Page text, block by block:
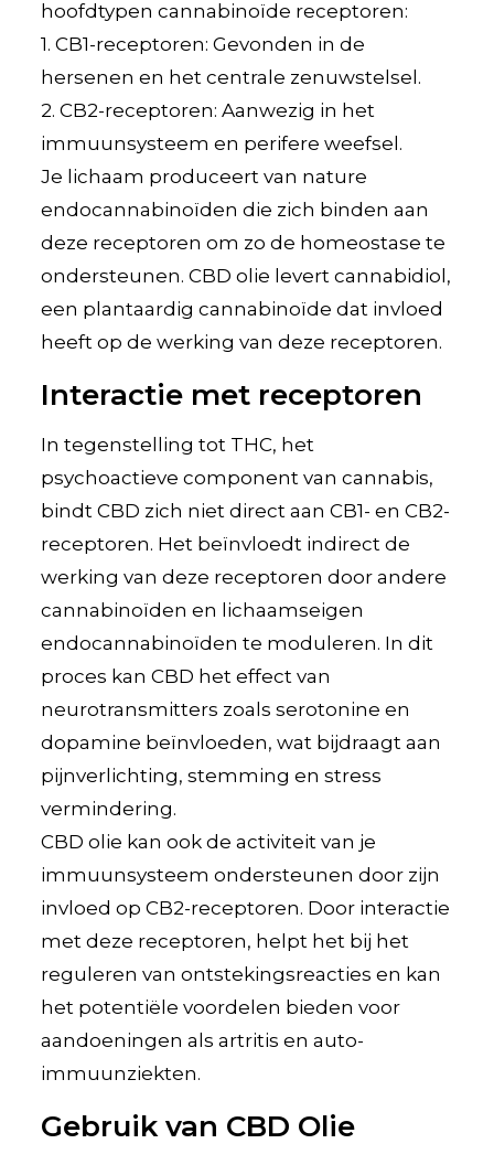
hoofdtypen cannabinoïde receptoren:
1. CB1-receptoren: Gevonden in de
hersenen en het centrale zenuwstelsel.
2. CB2-receptoren: Aanwezig in het
immuunsysteem en perifere weefsel.
Je lichaam produceert van nature
endocannabinoïden die zich binden aan
deze receptoren om zo de homeostase te
ondersteunen. CBD olie levert cannabidiol,
een plantaardig cannabinoïde dat invloed
heeft op de werking van deze receptoren.
Interactie met receptoren
In tegenstelling tot THC, het
psychoactieve component van cannabis,
bindt CBD zich niet direct aan CB1- en CB2-
receptoren. Het beïnvloedt indirect de
werking van deze receptoren door andere
cannabinoïden en lichaamseigen
endocannabinoïden te moduleren. In dit
proces kan CBD het effect van
neurotransmitters zoals serotonine en
dopamine beïnvloeden, wat bijdraagt aan
pijnverlichting, stemming en stress
vermindering.
CBD olie kan ook de activiteit van je
immuunsysteem ondersteunen door zijn
invloed op CB2-receptoren. Door interactie
met deze receptoren, helpt het bij het
reguleren van ontstekingsreacties en kan
het potentiële voordelen bieden voor
aandoeningen als artritis en auto-
immuunziekten.
Gebruik van CBD Olie